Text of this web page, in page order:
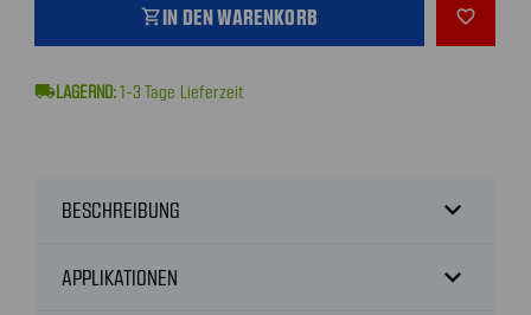
shopping_cartIN DEN WARENKORB favorite_outline
local_shipping 1-3 Tage Lieferzeit
BESCHREIBUNG expand_more
APPLIKATIONEN expand_more